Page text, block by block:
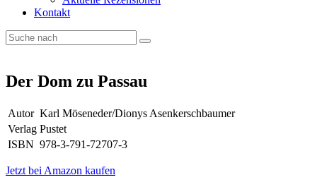
Kontakt
Der Dom zu Passau
Autor Karl Möseneder/Dionys Asenkerschbaumer
Verlag Pustet
ISBN 978-3-791-72707-3
Jetzt bei Amazon kaufen